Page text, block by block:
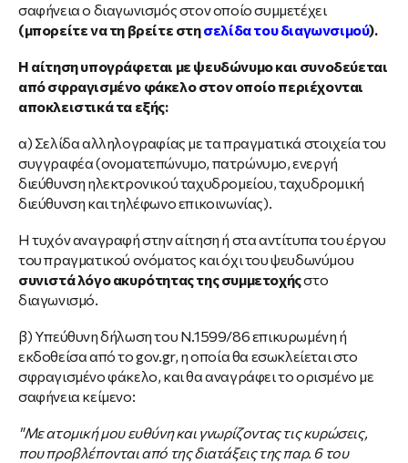
σαφήνεια ο διαγωνισμός στον οποίο συμμετέχει
(μπορείτε να τη βρείτε στησελίδα του διαγωνσιμού).
Η αίτηση υπογράφεται με ψευδώνυμο και συνοδεύεται
από σφραγισμένο φάκελο στον οποίο περιέχονται
αποκλειστικά τα εξής:
α) Σελίδα αλληλογραφίας με τα πραγματικά στοιχεία του
συγγραφέα (ονοματεπώνυμο, πατρώνυμο, ενεργή
διεύθυνση ηλεκτρονικού ταχυδρομείου, ταχυδρομική
διεύθυνση και τηλέφωνο επικοινωνίας).
Η τυχόν αναγραφή στην αίτηση ή στα αντίτυπα του έργου
του πραγματικού ονόματος και όχι του ψευδωνύμου
συνιστά λόγο ακυρότητας της συμμετοχήςστο
διαγωνισμό.
β) Υπεύθυνη δήλωση του Ν.1599/86 επικυρωμένη ή
εκδοθείσα από το gov.gr, η οποία θα εσωκλείεται στο
σφραγισμένο φάκελο, και θα αναγράφει το ορισμένο με
σαφήνεια κείμενο:
"Με ατομική μου ευθύνη και γνωρίζοντας τις κυρώσεις,
που προβλέπονται από της διατάξεις της παρ. 6 του